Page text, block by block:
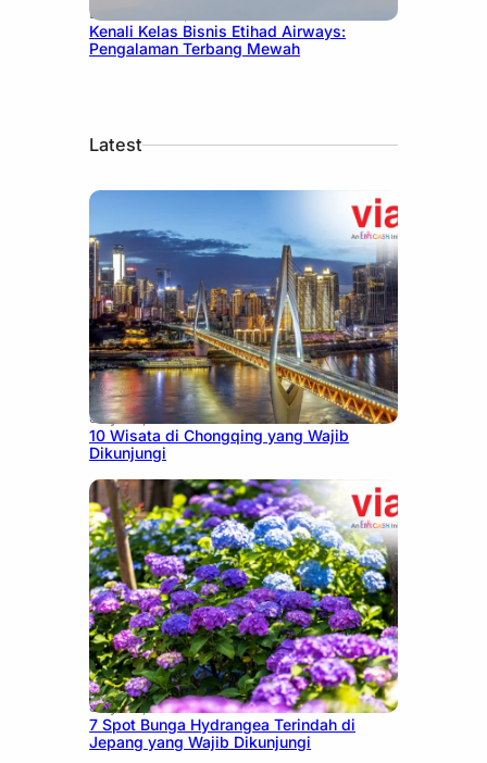
December 27, 2024
Kenali Kelas Bisnis Etihad Airways:
Pengalaman Terbang Mewah
Latest
July 30, 2026
10 Wisata di Chongqing yang Wajib
Dikunjungi
July 23, 2026
7 Spot Bunga Hydrangea Terindah di
Jepang yang Wajib Dikunjungi